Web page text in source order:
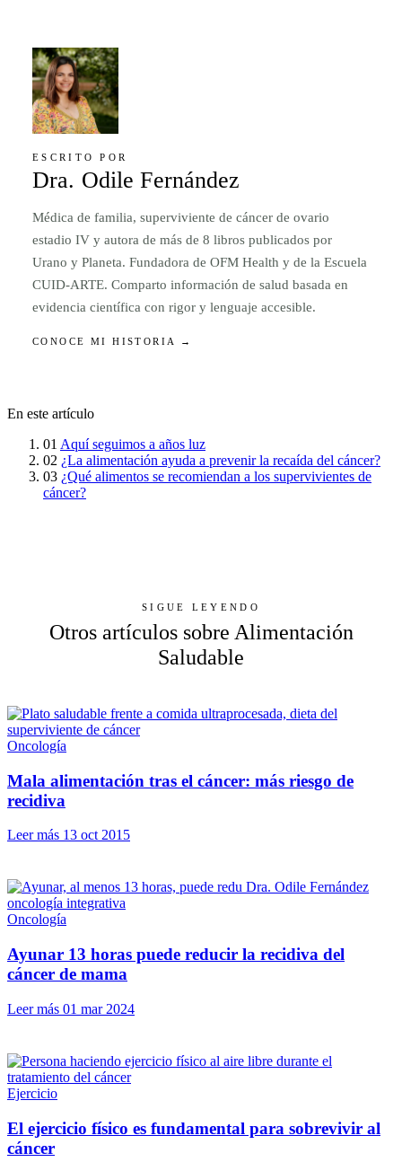
ESCRITO POR
Dra. Odile Fernández
Médica de familia, superviviente de cáncer de ovario
estadio IV y autora de más de 8 libros publicados por
Urano y Planeta. Fundadora de OFM Health y de la Escuela
CUID-ARTE. Comparto información de salud basada en
evidencia científica con rigor y lenguaje accesible.
CONOCE MI HISTORIA →
En este artículo
01 Aquí seguimos a años luz
02 ¿La alimentación ayuda a prevenir la recaída del cáncer?
03 ¿Qué alimentos se recomiendan a los supervivientes de
cáncer?
SIGUE LEYENDO
Otros artículos sobre Alimentación
Saludable
Oncología
Mala alimentación tras el cáncer: más riesgo de
recidiva
Leer más 13 oct 2015
Oncología
Ayunar 13 horas puede reducir la recidiva del
cáncer de mama
Leer más 01 mar 2024
Ejercicio
El ejercicio físico es fundamental para sobrevivir al
cáncer